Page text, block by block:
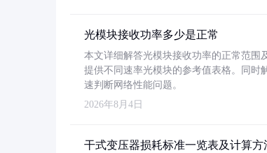
光模块接收功率多少是正常
本文详细解答光模块接收功率的正常范围
提供不同速率光模块的参考值表格。同时
速判断网络性能问题。
2026年8月4日
干式变压器损耗标准一览表及计算方